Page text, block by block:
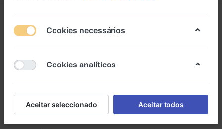
1-6de6
Gravadores Portáteis
Cookies necessários
Cookies analíticos
Aceitar seleccionado Aceitar todos